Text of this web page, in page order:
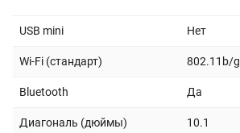
USB mini Нет
Wi-Fi (стандарт) 802.11b/g
Bluetooth Да
Диагональ (дюймы) 10.1